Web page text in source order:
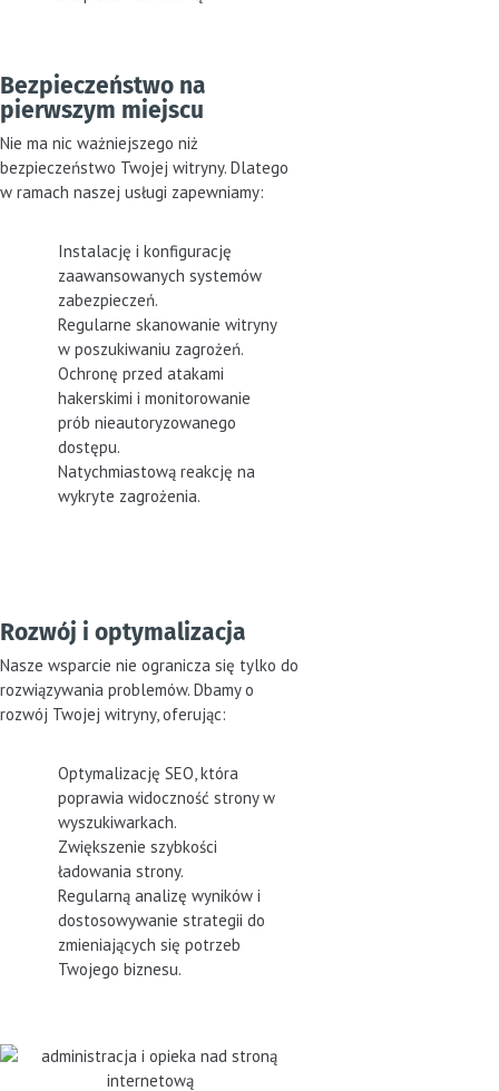
Bezpieczeństwo na
pierwszym miejscu
Nie ma nic ważniejszego niż
bezpieczeństwo Twojej witryny. Dlatego
w ramach naszej usługi zapewniamy:
Instalację i konfigurację
zaawansowanych systemów
zabezpieczeń.
Regularne skanowanie witryny
w poszukiwaniu zagrożeń.
Ochronę przed atakami
hakerskimi i monitorowanie
prób nieautoryzowanego
dostępu.
Natychmiastową reakcję na
wykryte zagrożenia.
Rozwój i optymalizacja
Nasze wsparcie nie ogranicza się tylko do
rozwiązywania problemów. Dbamy o
rozwój Twojej witryny, oferując:
Optymalizację SEO, która
poprawia widoczność strony w
wyszukiwarkach.
Zwiększenie szybkości
ładowania strony.
Regularną analizę wyników i
dostosowywanie strategii do
zmieniających się potrzeb
Twojego biznesu.